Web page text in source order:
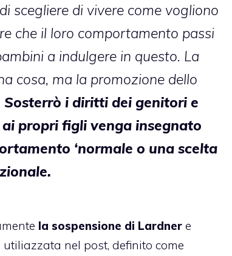
scegliere di vivere come vogliono
che il loro comportamento passi
a indulgere in questo. La
cosa, ma la promozione dello
Sosterrò i diritti dei genitori e
propri figli venga insegnato
‘normale o una scelta
la sospensione di Lardner e
nel post, definito come